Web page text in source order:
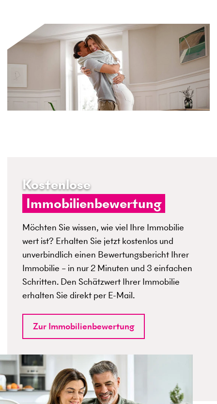
Kostenlose
Immobilienbewertung
Möchten Sie wissen, wie viel Ihre Immobilie
wert ist? Erhalten Sie jetzt kostenlos und
unverbindlich einen Bewertungsbericht Ihrer
Immobilie – in nur 2 Minuten und 3 einfachen
Schritten. Den Schätzwert Ihrer Immobilie
erhalten Sie direkt per E-Mail.
Zur Immobilienbewertung